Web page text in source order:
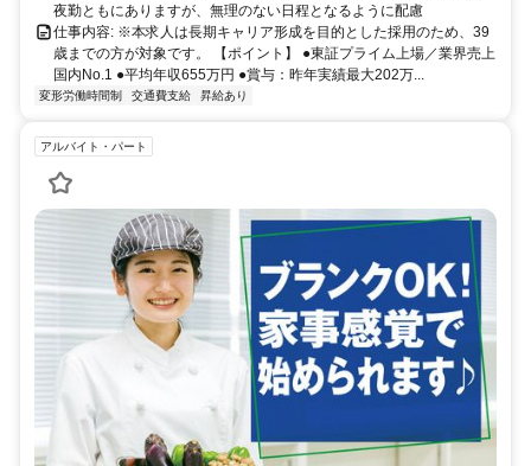
夜勤ともにありますが、無理のない日程となるように配慮
仕事内容: ※本求人は長期キャリア形成を目的とした採用のため、39
歳までの方が対象です。 【ポイント】 ●東証プライム上場／業界売上
国内No.1 ●平均年収655万円 ●賞与：昨年実績最大202万...
変形労働時間制 交通費支給 昇給あり
アルバイト・パート